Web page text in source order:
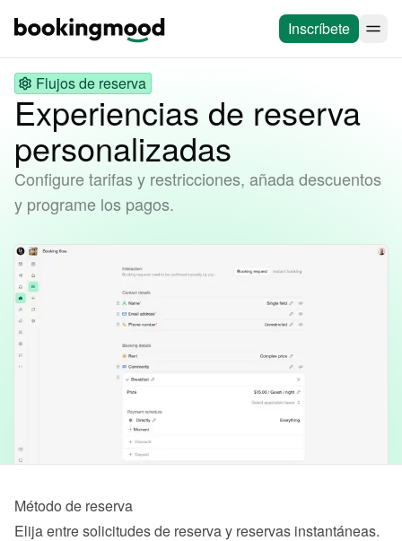
Inscríbete
Flujos de reserva
Experiencias de reserva
personalizadas
Configure tarifas y restricciones, añada descuentos
y programe los pagos.
Método de reserva
Elija entre solicitudes de reserva y reservas instantáneas.